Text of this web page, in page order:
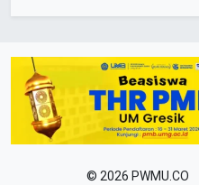
© 2026 PWMU.CO